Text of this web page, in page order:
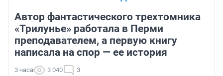
Автор фантастического трехтомника
«Трилунье» работала в Перми
преподавателем, а первую книгу
написала на спор — ее история
3 часа 3 040 3